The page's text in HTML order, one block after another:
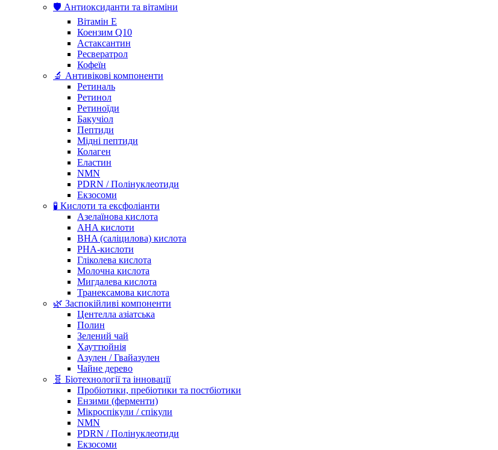
🛡️ Антиоксиданти та вітаміни
Вітамін Е
Коензим Q10
Астаксантин
Ресвератрол
Кофеїн
🔬 Антивікові компоненти
Ретиналь
Ретинол
Ретиноїди
Бакучіол
Пептиди
Мідні пептиди
Колаген
Еластин
NMN
PDRN / Полінуклеотиди
Екзосоми
🧪 Кислоти та ексфоліанти
Азелаїнова кислота
AHA кислоти
BHA (саліцилова) кислота
PHA-кислоти
Гліколева кислота
Молочна кислота
Мигдалева кислота
Транексамова кислота
🌿 Заспокійливі компоненти
Центелла азіатська
Полин
Зелений чай
Хауттюйнія
Азулен / Гвайазулен
Чайне дерево
🧬 Біотехнології та інновації
Пробіотики, пребіотики та постбіотики
Ензими (ферменти)
Мікроспікули / спікули
NMN
PDRN / Полінуклеотиди
Екзосоми